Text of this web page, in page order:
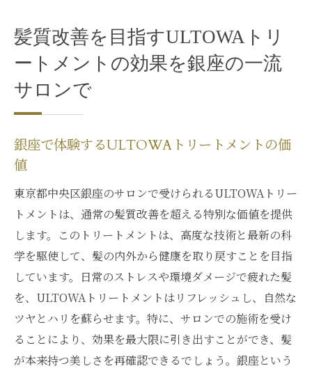
髪質改善を目指すULTOWAトリ
ートメントの効果を銀座の一流
サロンで
銀座で体験するULTOWAトリートメントの価
値
東京都中央区銀座のサロンで受けられるULTOWAトリー
トメントは、通常の髪質改善を超える特別な価値を提供
します。このトリートメントは、高度な技術と最新の科
学を駆使して、髪の内外から健康を取り戻すことを目指
しています。日常のストレスや環境ダメージで疲れた髪
を、ULTOWAトリートメントはリフレッシュし、自然な
ツヤとハリを蘇らせます。特に、サロンでの施術を受け
ることにより、効果を最大限に引き出すことができ、髪
が本来持つ美しさを再確認できるでしょう。銀座という